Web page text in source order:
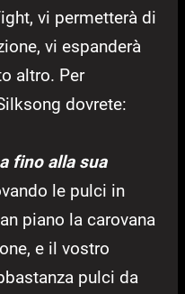
vi permetterà di
vi espanderà
altro. Per
dovrete:
fino alla sua
le pulci in
piano la carovana
e il vostro
pulci da